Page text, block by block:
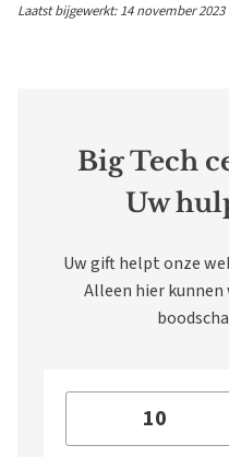
Laatst bijgewerkt: 14 november 2023
Big Tech
Uw
Uw gift helpt onze
Alleen hier kunnen